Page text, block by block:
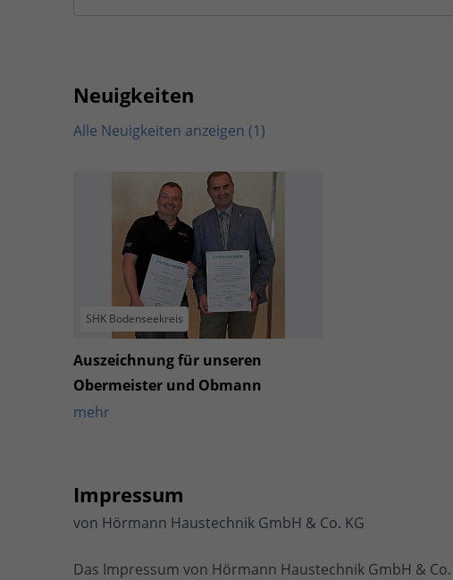
Neuigkeiten
Alle Neuigkeiten anzeigen (1)
SHK Bodenseekreis
Auszeichnung für unseren
Obermeister und Obmann
mehr
Impressum
von Hörmann Haustechnik GmbH & Co. KG
Das Impressum von Hörmann Haustechnik GmbH &